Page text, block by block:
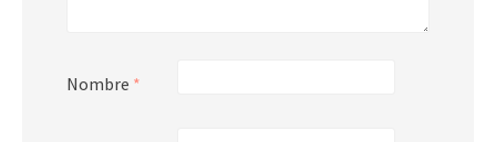
Nombre *